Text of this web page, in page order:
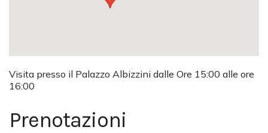
Visita presso il Palazzo Albizzini dalle Ore 15:00 alle ore
16:00
Prenotazioni